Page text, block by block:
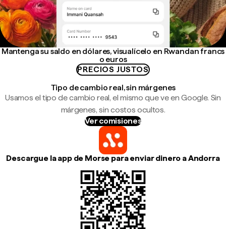
Mantenga su saldo en dólares, visualícelo en Rwandan francs
o euros
PRECIOS JUSTOS
Tipo de cambio real, sin márgenes
Usamos el tipo de cambio real, el mismo que ve en Google. Sin
márgenes, sin costos ocultos.
Ver comisiones
Descargue la app de Morse para enviar dinero a Andorra